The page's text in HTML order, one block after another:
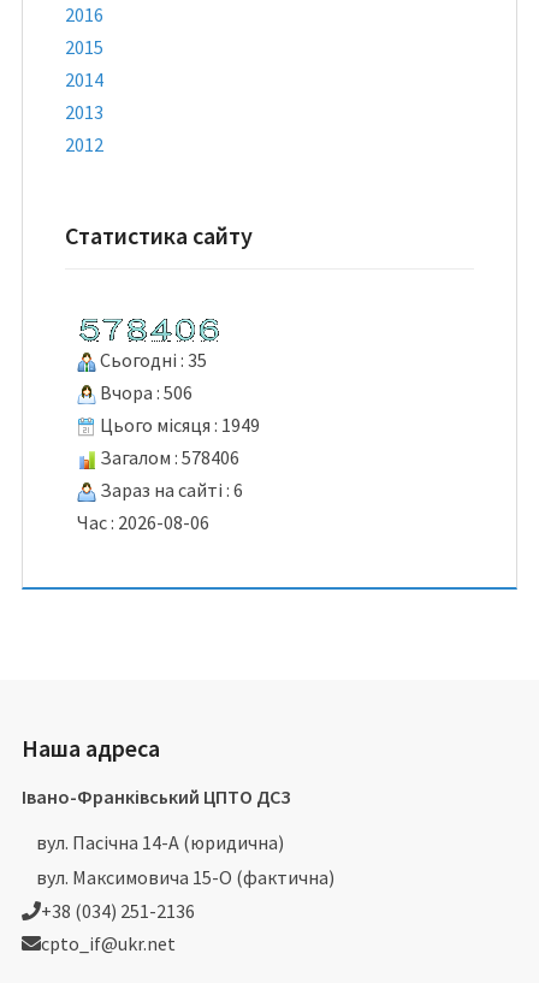
2016
2015
2014
2013
2012
Статистика сайту
Сьогодні : 35
Вчора : 506
Цього місяця : 1949
Загалом : 578406
Зараз на сайті : 6
Час : 2026-08-06
Наша адреса
Івано-Франківський ЦПТО ДСЗ
вул. Пасічна 14-А (юридична)
вул. Максимовича 15-О (фактична)
+38 (034) 251-2136
cpto_if@ukr.net